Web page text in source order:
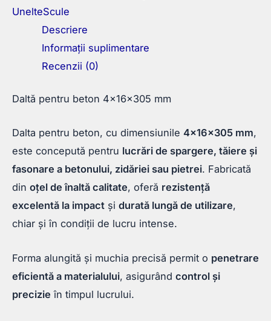
UnelteScule
Descriere
Informații suplimentare
Recenzii (0)
Daltă pentru beton 4x16x305 mm
Dalta pentru beton, cu dimensiunile 4x16x305 mm,
este concepută pentru lucrări de spargere, tăiere și
fasonare a betonului, zidăriei sau pietrei. Fabricată
din oțel de înaltă calitate, oferă rezistență
excelentă la impact și durată lungă de utilizare,
chiar și în condiții de lucru intense.
Forma alungită și muchia precisă permit o penetrare
eficientă a materialului, asigurând control și
precizie în timpul lucrului.